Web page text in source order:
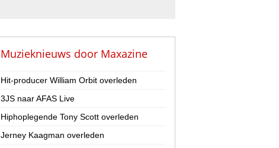
Muzieknieuws door Maxazine
Hit-producer William Orbit overleden
3JS naar AFAS Live
Hiphoplegende Tony Scott overleden
Jerney Kaagman overleden